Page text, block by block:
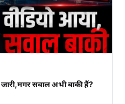
सवाल अभी बाकी हैं?